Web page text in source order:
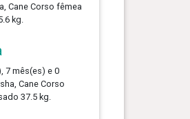
Cane Corso fêmea
kg.
7 mês(es) e 0
Cane Corso
37.5 kg.